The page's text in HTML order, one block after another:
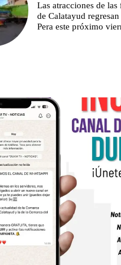
Las atracciones de las
de Calatayud
Pera este próximo